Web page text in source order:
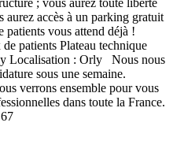
aurez accès à un parking gratuit
vous attend déjà !
patients Plateau technique
Localisation : Orly Nous nous
sous une semaine.
verrons ensemble pour vous
dans toute la France.